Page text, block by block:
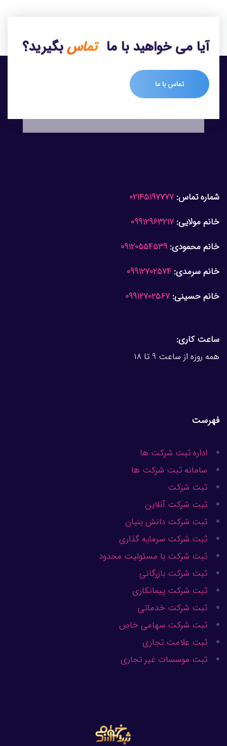
آیا می خواهید با ما تماسبگیرید؟
تماس با ما
شماره تماس: 02145197777
خانم مولایی: 09912963217
خانم محمودی: 09120554539
خانم سرمدی: 09912702574
خانم حسینی: 09912702567
ساعت کاری:
همه روزه از ساعت 9 تا 18
فهرست
اداره ثبت شرکت ها
سامانه ثبت شرکت ها
ثبت شرکت
ثبت شرکت آنلاین
ثبت شرکت دانش بنیان
ثبت شرکت سرمایه گذاری
ثبت شرکت با مسئولیت محدود
ثبت شرکت بازرگانی
ثبت شرکت پیمانکاری
ثبت شرکت خدماتی
ثبت شرکت سهامی خاص
ثبت علامت تجاری
ثبت موسسات غیر تجاری